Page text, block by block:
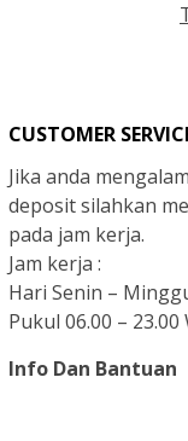
CUSTOMER
Jika anda
deposit silahkan
pada jam kerja.
Jam kerja :
Hari Senin –
Pukul 06.00 – 23.00
Info Dan Bantuan